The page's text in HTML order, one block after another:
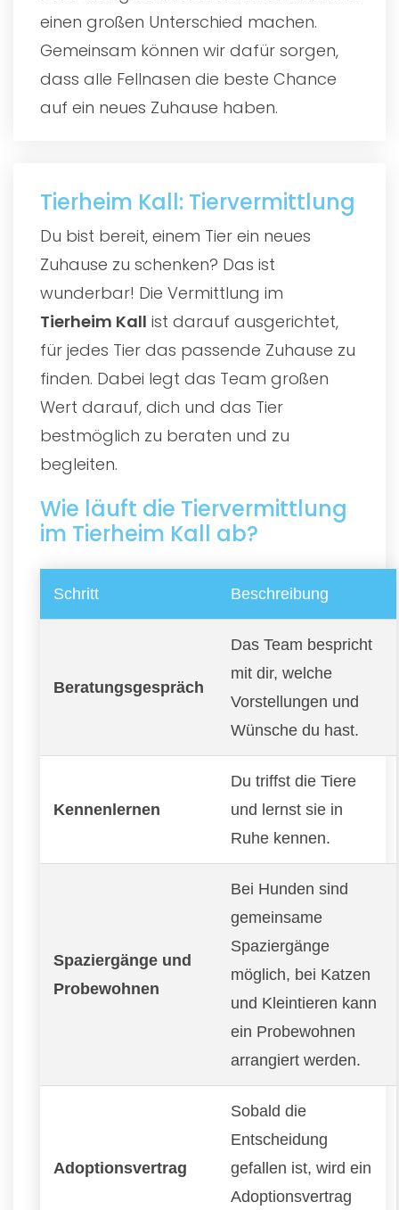
einen großen Unterschied machen.
Gemeinsam können wir dafür sorgen,
dass alle Fellnasen die beste Chance
auf ein neues Zuhause haben.
Tierheim Kall: Tiervermittlung
Du bist bereit, einem Tier ein neues
Zuhause zu schenken? Das ist
wunderbar! Die Vermittlung im
Tierheim Kall ist darauf ausgerichtet,
für jedes Tier das passende Zuhause zu
finden. Dabei legt das Team großen
Wert darauf, dich und das Tier
bestmöglich zu beraten und zu
begleiten.
Wie läuft die Tiervermittlung
im Tierheim Kall ab?
Schritt Beschreibung
Beratungsgespräch
Das Team bespricht
mit dir, welche
Vorstellungen und
Wünsche du hast.
Kennenlernen
Du triffst die Tiere
und lernst sie in
Ruhe kennen.
Spaziergänge und
Probewohnen
Bei Hunden sind
gemeinsame
Spaziergänge
möglich, bei Katzen
und Kleintieren kann
ein Probewohnen
arrangiert werden.
Adoptionsvertrag
Sobald die
Entscheidung
gefallen ist, wird ein
Adoptionsvertrag